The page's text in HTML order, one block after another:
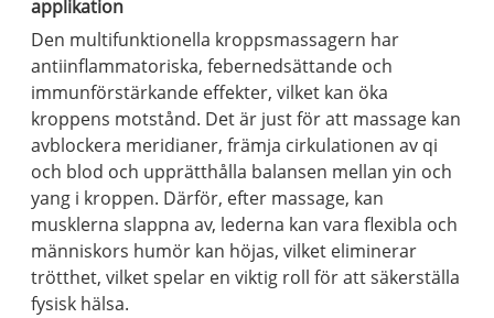
applikation
Den multifunktionella kroppsmassagern har
antiinflammatoriska, febernedsättande och
immunförstärkande effekter, vilket kan öka
kroppens motstånd. Det är just för att massage kan
avblockera meridianer, främja cirkulationen av qi
och blod och upprätthålla balansen mellan yin och
yang i kroppen. Därför, efter massage, kan
musklerna slappna av, lederna kan vara flexibla och
människors humör kan höjas, vilket eliminerar
trötthet, vilket spelar en viktig roll för att säkerställa
fysisk hälsa.